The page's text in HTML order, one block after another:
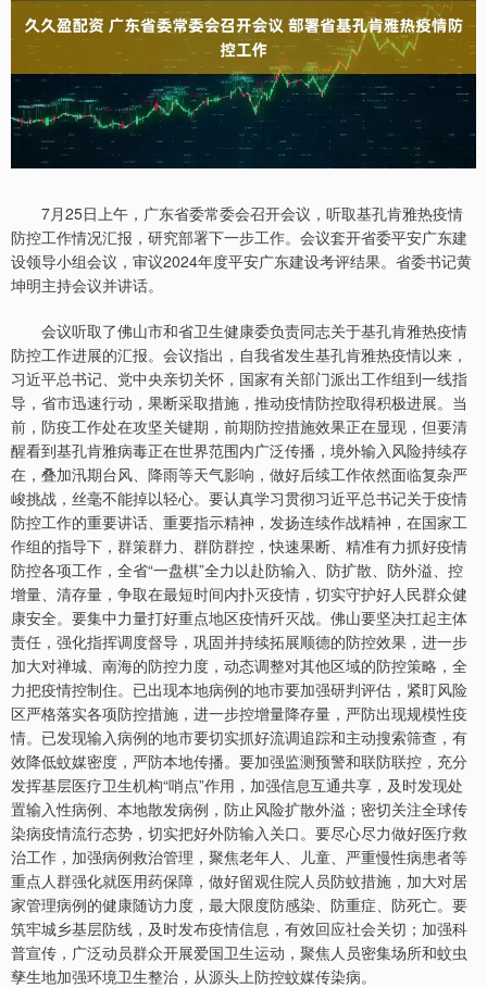
7月25日上午，广东省委常委会召开会议，听取基孔肯雅热疫情
防控工作情况汇报，研究部署下一步工作。会议套开省委平安广东建
设领导小组会议，审议2024年度平安广东建设考评结果。省委书记黄
坤明主持会议并讲话。
会议听取了佛山市和省卫生健康委负责同志关于基孔肯雅热疫情
防控工作进展的汇报。会议指出，自我省发生基孔肯雅热疫情以来，
习近平总书记、党中央亲切关怀，国家有关部门派出工作组到一线指
导，省市迅速行动，果断采取措施，推动疫情防控取得积极进展。当
前，防疫工作处在攻坚关键期，前期防控措施效果正在显现，但要清
醒看到基孔肯雅病毒正在世界范围内广泛传播，境外输入风险持续存
在，叠加汛期台风、降雨等天气影响，做好后续工作依然面临复杂严
峻挑战，丝毫不能掉以轻心。要认真学习贯彻习近平总书记关于疫情
防控工作的重要讲话、重要指示精神，发扬连续作战精神，在国家工
作组的指导下，群策群力、群防群控，快速果断、精准有力抓好疫情
防控各项工作，全省“一盘棋”全力以赴防输入、防扩散、防外溢、控
增量、清存量，争取在最短时间内扑灭疫情，切实守护好人民群众健
康安全。要集中力量打好重点地区疫情歼灭战。佛山要坚决扛起主体
责任，强化指挥调度督导，巩固并持续拓展顺德的防控效果，进一步
加大对禅城、南海的防控力度，动态调整对其他区域的防控策略，全
力把疫情控制住。已出现本地病例的地市要加强研判评估，紧盯风险
区严格落实各项防控措施，进一步控增量降存量，严防出现规模性疫
情。已发现输入病例的地市要切实抓好流调追踪和主动搜索筛查，有
效降低蚊媒密度，严防本地传播。要加强监测预警和联防联控，充分
发挥基层医疗卫生机构“哨点”作用，加强信息互通共享，及时发现处
置输入性病例、本地散发病例，防止风险扩散外溢；密切关注全球传
染病疫情流行态势，切实把好外防输入关口。要尽心尽力做好医疗救
治工作，加强病例救治管理，聚焦老年人、儿童、严重慢性病患者等
重点人群强化就医用药保障，做好留观住院人员防蚊措施，加大对居
家管理病例的健康随访力度，最大限度防感染、防重症、防死亡。要
筑牢城乡基层防线，及时发布疫情信息，有效回应社会关切；加强科
普宣传，广泛动员群众开展爱国卫生运动，聚焦人员密集场所和蚊虫
孳生地加强环境卫生整治，从源头上防控蚊媒传染病。